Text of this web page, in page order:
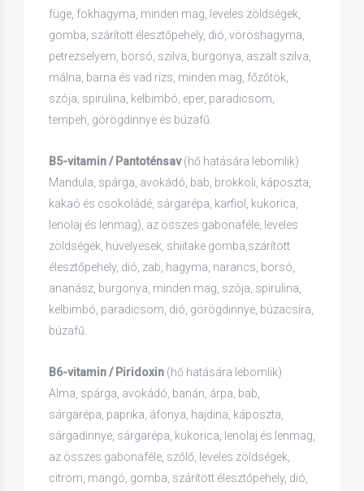
füge, fokhagyma, minden mag, leveles zöldségek,
gomba, szárított élesztőpehely, dió, vöröshagyma,
petrezselyem, borsó, szilva, burgonya, aszalt szilva,
málna, barna és vad rizs, minden mag, főzőtök,
szója, spirulina, kelbimbó, eper, paradicsom,
tempeh, görögdinnye és búzafű.
B5-vitamin / Pantoténsav(hő hatására lebomlik)
Mandula, spárga, avokádó, bab, brokkoli, káposzta,
kakaó és csokoládé, sárgarépa, karfiol, kukorica,
lenolaj és lenmag), az összes gabonaféle, leveles
zöldségek, hüvelyesek, shiitake gomba,szárított
élesztőpehely, dió, zab, hagyma, narancs, borsó,
ananász, burgonya, minden mag, szója, spirulina,
kelbimbó, paradicsom, dió, görögdinnye, búzacsíra,
búzafű.
B6-vitamin / Piridoxin (hő hatására lebomlik)
Alma, spárga, avokádó, banán, árpa, bab,
sárgarépa, paprika, áfonya, hajdina, káposzta,
sárgadinnye, sárgarépa, kukorica, lenolaj és lenmag,
az összes gabonaféle, szőlő, leveles zöldségek,
citrom, mangó, gomba, szárított élesztőpehely, dió,